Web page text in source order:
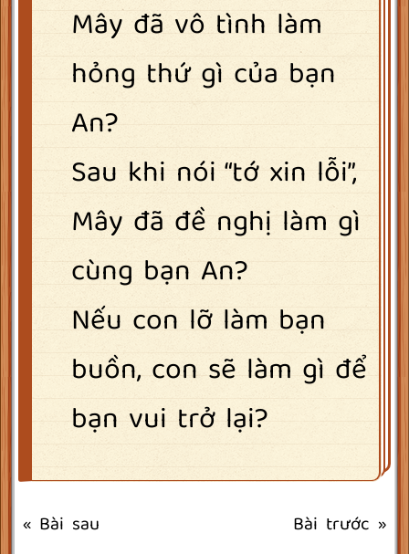
Mây đã vô tình làm
hỏng thứ gì của bạn
An?
Sau khi nói “tớ xin lỗi”,
Mây đã đề nghị làm gì
cùng bạn An?
Nếu con lỡ làm bạn
buồn, con sẽ làm gì để
bạn vui trở lại?
« Bài sau Bài trước »